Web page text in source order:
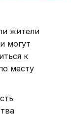
жители
могут
к
месту